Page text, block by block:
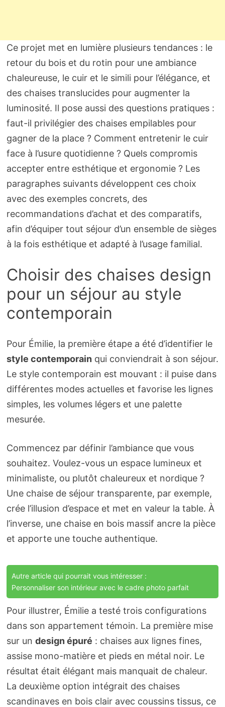
Ce projet met en lumière plusieurs tendances : le
retour du bois et du rotin pour une ambiance
chaleureuse, le cuir et le simili pour l’élégance, et
des chaises translucides pour augmenter la
luminosité. Il pose aussi des questions pratiques :
faut-il privilégier des chaises empilables pour
gagner de la place ? Comment entretenir le cuir
face à l’usure quotidienne ? Quels compromis
accepter entre esthétique et ergonomie ? Les
paragraphes suivants développent ces choix
avec des exemples concrets, des
recommandations d’achat et des comparatifs,
afin d’équiper tout séjour d’un ensemble de sièges
à la fois esthétique et adapté à l’usage familial.
Choisir des chaises design
pour un séjour au style
contemporain
Pour Émilie, la première étape a été d’identifier le
style contemporain qui conviendrait à son séjour.
Le style contemporain est mouvant : il puise dans
différentes modes actuelles et favorise les lignes
simples, les volumes légers et une palette
mesurée.
Commencez par définir l’ambiance que vous
souhaitez. Voulez-vous un espace lumineux et
minimaliste, ou plutôt chaleureux et nordique ?
Une chaise de séjour transparente, par exemple,
crée l’illusion d’espace et met en valeur la table. À
l’inverse, une chaise en bois massif ancre la pièce
et apporte une touche authentique.
Autre article qui pourrait vous intéresser :
Personnaliser son intérieur avec le cadre photo parfait
Pour illustrer, Émilie a testé trois configurations
dans son appartement témoin. La première mise
sur un design épuré : chaises aux lignes fines,
assise mono-matière et pieds en métal noir. Le
résultat était élégant mais manquait de chaleur.
La deuxième option intégrait des chaises
scandinaves en bois clair avec coussins tissus, ce